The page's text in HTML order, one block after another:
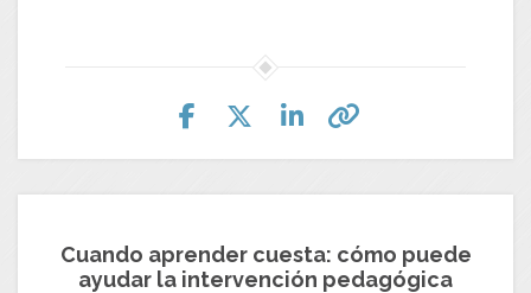
Cuando aprender cuesta: cómo puede
ayudar la intervención pedagógica